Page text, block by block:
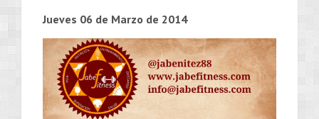
Jueves 06 de Marzo de 2014